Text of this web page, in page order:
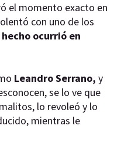
el momento exacto en
con uno de los
hecho ocurrió en
Leandro Serrano, y
se lo ve que
lo revoleó y lo
mientras le